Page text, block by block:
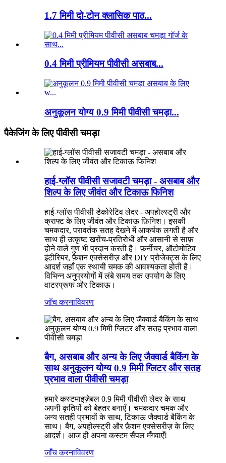
1.7 मिमी दो-टोन क्लासिक पाठ...
0.4 मिमी प्रीमियम पीवीसी असबाब...
अनुकूलन योग्य 0.9 मिमी पीवीसी चमड़ा...
पैकेजिंग के लिए पीवीसी चमड़ा
हाई-ग्लॉस पीवीसी सजावटी चमड़ा - असबाब और
शिल्प के लिए जीवंत और टिकाऊ फिनिश
हाई-ग्लॉस पीवीसी डेकोरेटिव लेदर - अपहोल्स्ट्री और
क्राफ्ट के लिए जीवंत और टिकाऊ फ़िनिश। इसकी
चमकदार, परावर्तक सतह देखने में आकर्षक लगती है और
साथ ही उत्कृष्ट खरोंच-प्रतिरोधी और आसानी से साफ़
होने वाले गुण भी प्रदान करती है। फ़र्नीचर, ऑटोमोटिव
इंटीरियर, फ़ैशन एक्सेसरीज़ और DIY प्रोजेक्ट्स के लिए
आदर्श जहाँ एक स्थायी चमक की आवश्यकता होती है।
विभिन्न अनुप्रयोगों में लंबे समय तक उपयोग के लिए
वाटरप्रूफ और टिकाऊ।
जाँच करनाविवरण
बैग, असबाब और अन्य के लिए जैक्वार्ड बैकिंग के
साथ अनुकूलन योग्य 0.9 मिमी ग्लिटर और सतह
प्रभाव वाला पीवीसी चमड़ा
हमारे कस्टमाइज़ेबल 0.9 मिमी पीवीसी लेदर के साथ
अपनी कृतियों को बेहतर बनाएँ। चमकदार चमक और
अन्य सतही प्रभावों के साथ, टिकाऊ जैक्वार्ड बैकिंग के
साथ। बैग, अपहोल्स्ट्री और फ़ैशन एक्सेसरीज़ के लिए
आदर्श। आज ही अपना कस्टम सैंपल मँगवाएँ!
जाँच करनाविवरण